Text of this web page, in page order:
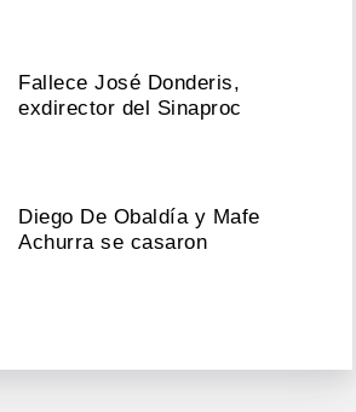
Fallece José Donderis,
exdirector del Sinaproc
Diego De Obaldía y Mafe
Achurra se casaron